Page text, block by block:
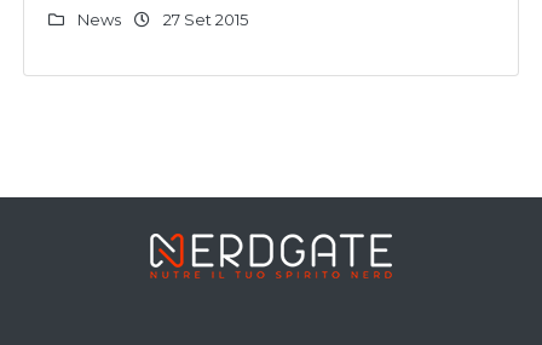
News 27 Set 2015